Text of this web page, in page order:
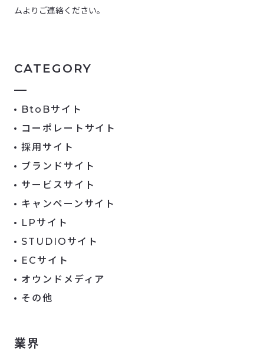
ムよりご連絡ください。
CATEGORY
BtoBサイト
コーポレートサイト
採用サイト
ブランドサイト
サービスサイト
キャンペーンサイト
LPサイト
STUDIOサイト
ECサイト
オウンドメディア
その他
業界